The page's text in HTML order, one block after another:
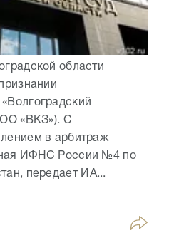
области
«ВКЗ»). С
в арбитраж
ИФНС России №4 по
передает ИА...